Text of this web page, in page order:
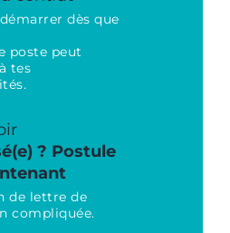
dès que
poste peut
tes
? Postule
de lettre de
compliquée.